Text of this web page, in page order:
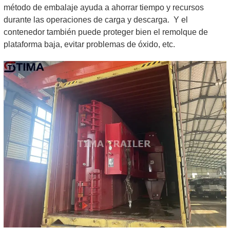
método de embalaje ayuda a ahorrar tiempo y recursos
durante las operaciones de carga y descarga. Y el
contenedor también puede proteger bien el remolque de
plataforma baja, evitar problemas de óxido, etc.